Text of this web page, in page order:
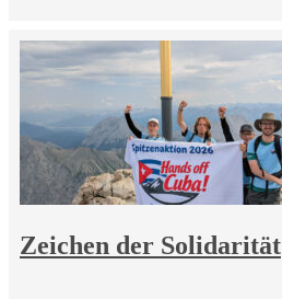
Zeichen der Solidarität